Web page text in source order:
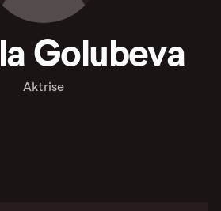
Golubeva
Aktrise